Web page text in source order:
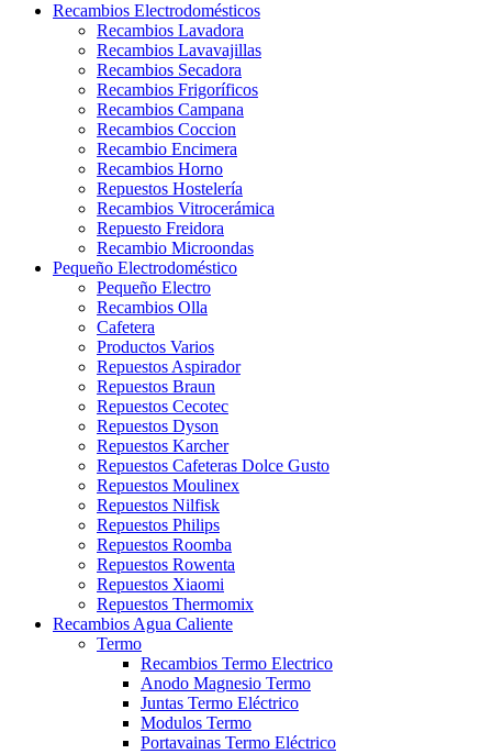
Recambios Electrodomésticos
Recambios Lavadora
Recambios Lavavajillas
Recambios Secadora
Recambios Frigoríficos
Recambios Campana
Recambios Coccion
Recambio Encimera
Recambios Horno
Repuestos Hostelería
Recambios Vitrocerámica
Repuesto Freidora
Recambio Microondas
Pequeño Electrodoméstico
Pequeño Electro
Recambios Olla
Cafetera
Productos Varios
Repuestos Aspirador
Repuestos Braun
Repuestos Cecotec
Repuestos Dyson
Repuestos Karcher
Repuestos Cafeteras Dolce Gusto
Repuestos Moulinex
Repuestos Nilfisk
Repuestos Philips
Repuestos Roomba
Repuestos Rowenta
Repuestos Xiaomi
Repuestos Thermomix
Recambios Agua Caliente
Termo
Recambios Termo Electrico
Anodo Magnesio Termo
Juntas Termo Eléctrico
Modulos Termo
Portavainas Termo Eléctrico